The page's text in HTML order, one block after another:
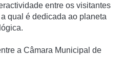
entre os visitantes
qual é dedicada ao planeta
a Câmara Municipal de